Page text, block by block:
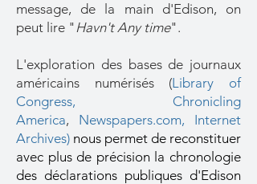
message, de la main d'Edison, on
peut lire " Havn't Any time".
L'exploration des bases de journaux
américains numérisés (Library of
Congress, Chronicling
America, Newspapers.com, Internet
Archives) nous permet de reconstituer
avec plus de précision la chronologie
des déclarations publiques d'Edison